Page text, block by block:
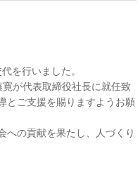
を行いました。
が代表取締役社長に就任致
とご支援を賜りますようお願
への貢献を果たし、人づくり